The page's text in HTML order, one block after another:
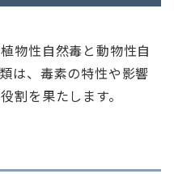
物性自然毒と動物性自
は、毒素の特性や影響
割を果たします。